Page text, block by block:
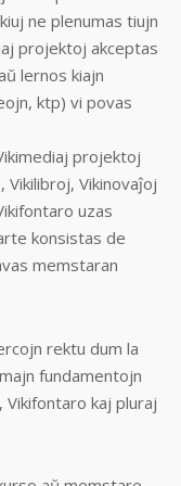
ne plenumas tiujn
projektoj akceptas
lernos kiajn
ktp) vi povas
projektoj
Vikilibroj, Vikinovaĵoj
uzas
konsistas de
memstaran
rektu dum la
fundamentojn
kaj pluraj